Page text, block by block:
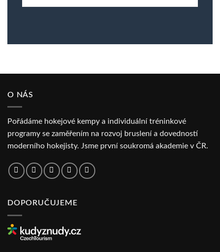
O NÁS
Pořádáme hokejové kempy a individuální tréninkové
programy se zaměřením na rozvoj bruslení a dovedností
moderního hokejisty. Jsme první soukromá akademie v ČR.
DOPORUČUJEME